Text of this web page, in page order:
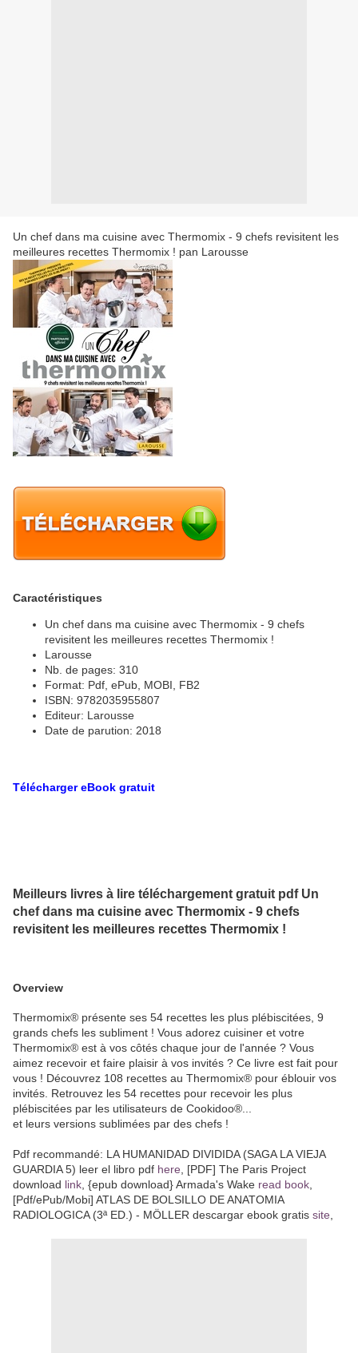
Un chef dans ma cuisine avec Thermomix - 9 chefs revisitent les
meilleures recettes Thermomix ! pan Larousse
Caractéristiques
Un chef dans ma cuisine avec Thermomix - 9 chefs
revisitent les meilleures recettes Thermomix !
Larousse
Nb. de pages: 310
Format: Pdf, ePub, MOBI, FB2
ISBN: 9782035955807
Editeur: Larousse
Date de parution: 2018
Télécharger eBook gratuit
Meilleurs livres à lire téléchargement gratuit pdf Un
chef dans ma cuisine avec Thermomix - 9 chefs
revisitent les meilleures recettes Thermomix !
Overview
Thermomix® présente ses 54 recettes les plus plébiscitées, 9
grands chefs les subliment ! Vous adorez cuisiner et votre
Thermomix® est à vos côtés chaque jour de l'année ? Vous
aimez recevoir et faire plaisir à vos invités ? Ce livre est fait pour
vous ! Découvrez 108 recettes au Thermomix® pour éblouir vos
invités. Retrouvez les 54 recettes pour recevoir les plus
plébiscitées par les utilisateurs de Cookidoo®...
et leurs versions sublimées par des chefs !
Pdf recommandé: LA HUMANIDAD DIVIDIDA (SAGA LA VIEJA
GUARDIA 5) leer el libro pdf here , [PDF] The Paris Project
download link , {epub download} Armada's Wake read book
[Pdf/ePub/Mobi] ATLAS DE BOLSILLO DE ANATOMIA
RADIOLOGICA (3ª ED.) - MÖLLER descargar ebook gratis site